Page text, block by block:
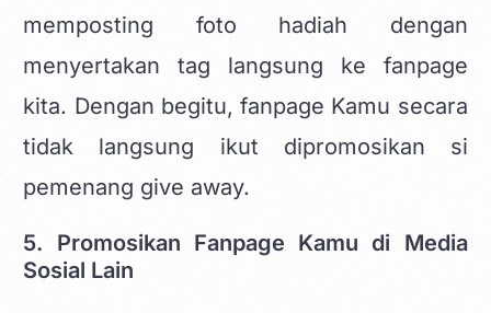
memposting foto hadiah dengan
menyertakan tag langsung ke fanpage
kita. Dengan begitu, fanpage Kamu secara
tidak langsung ikut dipromosikan si
pemenang give away.
5. Promosikan Fanpage Kamu di Media
Sosial Lain